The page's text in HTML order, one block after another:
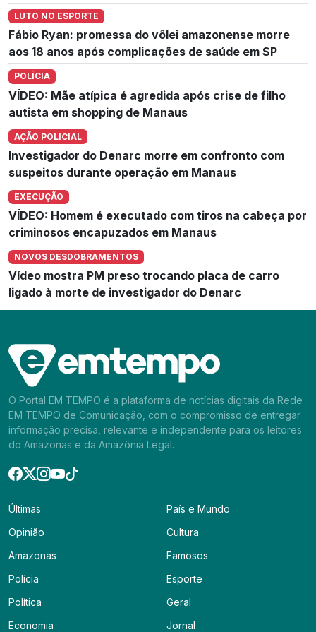
LUTO NO ESPORTE
Fábio Ryan: promessa do vôlei amazonense morre
aos 18 anos após complicações de saúde em SP
POLÍCIA
VÍDEO: Mãe atípica é agredida após crise de filho
autista em shopping de Manaus
AÇÃO POLICIAL
Investigador do Denarc morre em confronto com
suspeitos durante operação em Manaus
EXECUÇÃO
VÍDEO: Homem é executado com tiros na cabeça por
criminosos encapuzados em Manaus
NOVOS DESDOBRAMENTOS
Vídeo mostra PM preso trocando placa de carro
ligado à morte de investigador do Denarc
O Portal EM TEMPO é a plataforma de notícias digitais da Rede
EM TEMPO de Comunicação, com o compromisso de entregar
informação precisa, relevante e independente para os leitores
do Amazonas e da Amazônia Legal.
Últimas
Opinião
Amazonas
Polícia
Política
Economia
País e Mundo
Cultura
Famosos
Esporte
Geral
Jornal